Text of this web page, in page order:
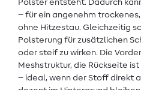
Polster entsteht. Dadurch
– für ein angenehm
ohne Hitzestau. Gleichzeitig
Polsterung für zusätzlichen
oder steif zu wirken. Die
Meshstruktur, die Rückseite
– ideal, wenn der Stoff direkt